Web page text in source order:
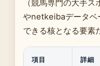
（競馬専門の大手ス
やnetkeibaデータベ
できる核となる要素
項目 詳細